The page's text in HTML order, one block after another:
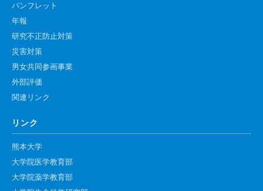
パンフレット
年報
研究不正防止対策
災害対策
男女共同参画事業
外部評価
関連リンク
リンク
熊本大学
大学院医学教育部
大学院薬学教育部